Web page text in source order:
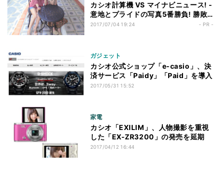
カシオ計算機 VS マイナビニュース! -
意地とプライドの写真5番勝負! 勝敗
を決めるのはあなただ!
2017/07/04 19:24 - PR -
ガジェット
カシオ公式ショップ「e-casio」、決
済サービス「Paidy」「Paid」を導入
2017/05/31 15:52
家電
カシオ「EXILIM」、人物撮影を重視
した「EX-ZR3200」の発売を延期
2017/04/12 16:44